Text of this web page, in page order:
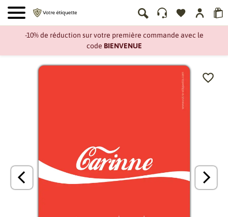
-10% de réduction sur votre première commande avec le
code BIENVENUE